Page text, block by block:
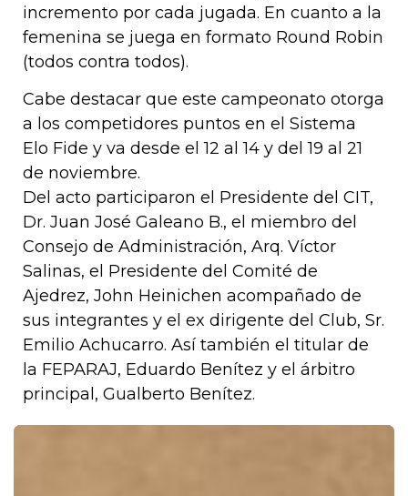
incremento por cada jugada. En cuanto a la
femenina se juega en formato Round Robin
(todos contra todos).
Cabe destacar que este campeonato otorga
a los competidores puntos en el Sistema
Elo Fide y va desde el 12 al 14 y del 19 al 21
de noviembre.
Del acto participaron el Presidente del CIT,
Dr. Juan José Galeano B., el miembro del
Consejo de Administración, Arq. Víctor
Salinas, el Presidente del Comité de
Ajedrez, John Heinichen acompañado de
sus integrantes y el ex dirigente del Club, Sr.
Emilio Achucarro. Así también el titular de
la FEPARAJ, Eduardo Benítez y el árbitro
principal, Gualberto Benítez.